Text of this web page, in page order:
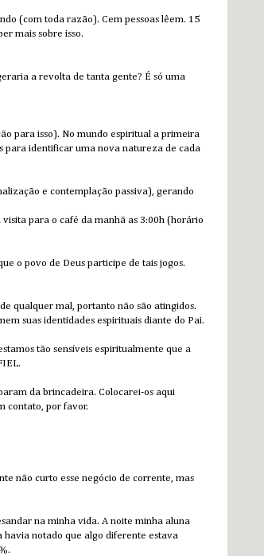
(com toda razão). Cem pessoas lêem. 15
mais sobre isso.
a revolta de tanta gente? É só uma
para isso). No mundo espiritual a primeira
para identificar uma nova natureza de cada
e contemplação passiva), gerando
para o café da manhã as 3:00h (horário
o povo de Deus participe de tais jogos.
qualquer mal, portanto não são atingidos.
suas identidades espirituais diante do Pai.
tão sensíveis espiritualmente que a
da brincadeira. Colocarei-os aqui
contato, por favor.
não curto esse negócio de corrente, mas
na minha vida. A noite minha aluna
havia notado que algo diferente estava